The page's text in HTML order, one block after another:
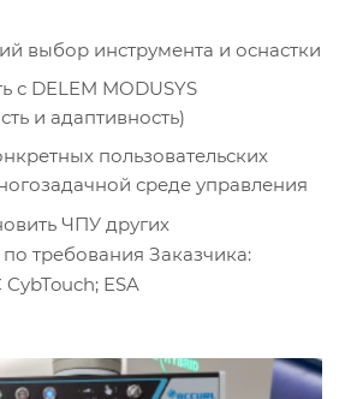
выбор инструмента и оснастки
с DELEM MODUSYS
и адаптивность)
пользовательских
среде управления
ЧПУ других
требования Заказчика:
CybTouch; ESA